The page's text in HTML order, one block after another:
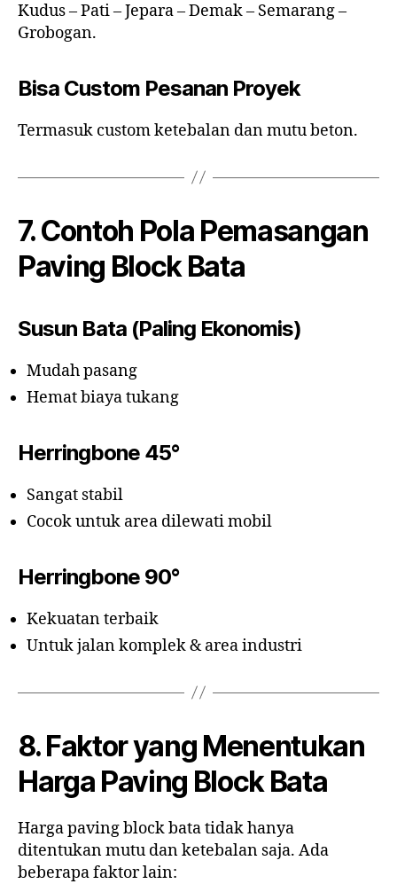
Kudus – Pati – Jepara – Demak – Semarang –
Grobogan.
Bisa Custom Pesanan Proyek
Termasuk custom ketebalan dan mutu beton.
7. Contoh Pola Pemasangan
Paving Block Bata
Susun Bata (Paling Ekonomis)
Mudah pasang
Hemat biaya tukang
Herringbone 45°
Sangat stabil
Cocok untuk area dilewati mobil
Herringbone 90°
Kekuatan terbaik
Untuk jalan komplek & area industri
8. Faktor yang Menentukan
Harga Paving Block Bata
Harga paving block bata tidak hanya
ditentukan mutu dan ketebalan saja. Ada
beberapa faktor lain: